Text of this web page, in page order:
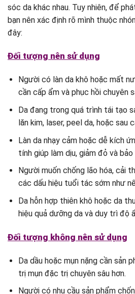
sóc da khác nhau. Tuy nhiên, để
bạn nên xác định rõ mình thuộc
đây:
Đối tượng nên sử dụng
Người có làn da khô hoặc mất
cần cấp ẩm và phục hồi chuyên
Da đang trong quá trình tái tạo
lăn kim, laser, peel da, hoặc sau
Làn da nhạy cảm hoặc dễ kích
tính giúp làm dịu, giảm đỏ và bảo
Người muốn chống lão hóa, cải
các dấu hiệu tuổi tác sớm như
Da hỗn hợp thiên khô hoặc da
hiệu quả dưỡng da và duy trì độ
Đối tượng không nên sử dụng
Da dầu hoặc mụn nặng cần sản
trị mụn đặc trị chuyên sâu hơn.
Người có nhu cầu sản phẩm